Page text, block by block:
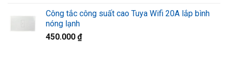
Công tắc công suất cao Tuya Wifi 20A lắp bình
nóng lạnh
450.000 ₫